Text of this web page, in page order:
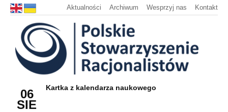
Aktualności Archiwum Wesprzyj nas Kontakt
06
SIE
Kartka z kalendarza naukowego